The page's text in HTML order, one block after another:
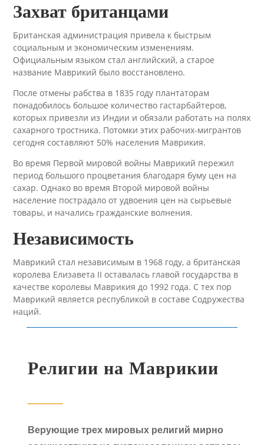
Захват британцами
Британская администрация привела к быстрым
социальным и экономическим изменениям.
Официальным языком стал английский, а старое
название Маврикий было восстановлено.
После отмены рабства в 1835 году плантаторам
понадобилось большое количество гастарбайтеров,
которых привезли из Индии и обязали работать на полях
сахарного тростника. Потомки этих рабочих-мигрантов
сегодня составляют 50% населения Маврикия.
Во время Первой мировой войны Маврикий пережил
период большого процветания благодаря буму цен на
сахар. Однако во время Второй мировой войны
население пострадало от удвоения цен на сырьевые
товары, и начались гражданские волнения.
Независимость
Маврикий стал независимым в 1968 году, а британская
королева Елизавета II оставалась главой государства в
качестве королевы Маврикия до 1992 года. С тех пор
Маврикий является республикой в составе Содружества
наций.
Религии на Маврикии
Верующие трех мировых религий мирно